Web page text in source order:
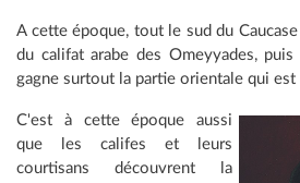
A cette époque, tout le sud du
du califat arabe des Omeyyades, puis
gagne surtout la partie orientale qui
C'est à cette époque aussi
que les califes et leurs
courtisans découvrent la